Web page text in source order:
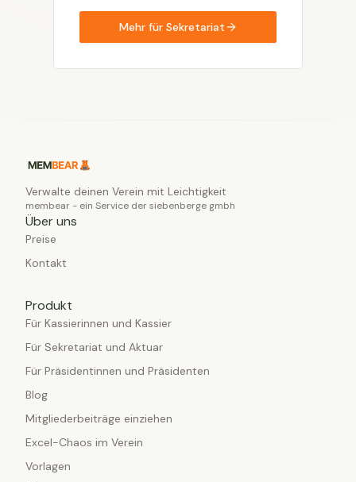
Mehr für Sekretariat
Verwalte deinen Verein mit Leichtigkeit
membear - ein Service der siebenberge gmbh
Über uns
Preise
Kontakt
Produkt
Für Kassierinnen und Kassier
Für Sekretariat und Aktuar
Für Präsidentinnen und Präsidenten
Blog
Mitgliederbeiträge einziehen
Excel-Chaos im Verein
Vorlagen